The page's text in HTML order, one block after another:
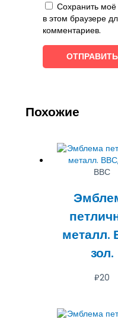
Сохранить
в этом браузере
комментариев.
Похожие
ВВС
металл.
зол.
₽20